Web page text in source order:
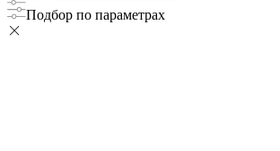
Подбор по параметрах